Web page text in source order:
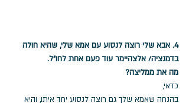
4. אבא שלי רוצה לנסוע עם אמא שלי, שהיא חולה
בדמנציה/ אלצהיימר עוד פעם אחת לחו"ל.
מה את ממליצה?
כדאי,
בהנחה שאמא שלך גם רוצה לנסוע יחד איתו, והיא